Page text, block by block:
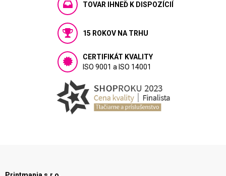
TOVAR IHNEĎ K DISPOZÍCIÍ
15 ROKOV NA TRHU
CERTIFIKÁT KVALITY
ISO 9001 a ISO 14001